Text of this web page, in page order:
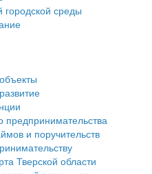
области
округа
ранее учтенных
малого и
среды
предпринимательства
и поручительств
Тверской области